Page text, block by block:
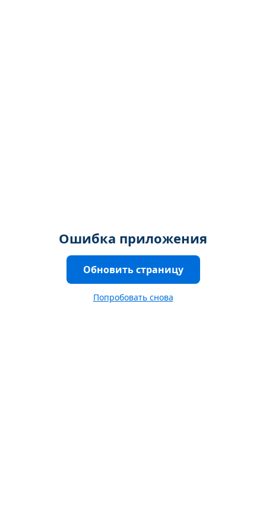
Ошибка приложения
Обновить страницу
Попробовать снова